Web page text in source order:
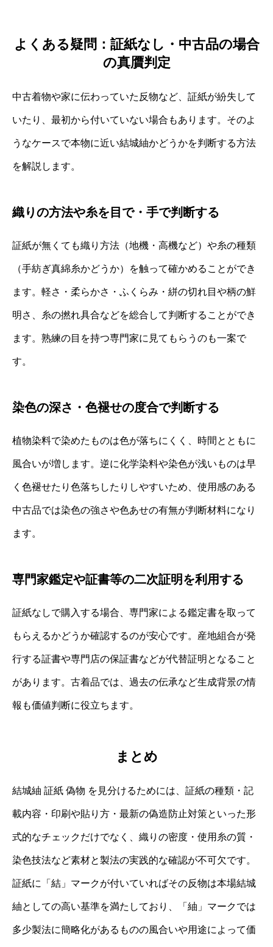
よくある疑問：証紙なし・中古品の場合
の真贋判定
中古着物や家に伝わっていた反物など、証紙が紛失して
いたり、最初から付いていない場合もあります。そのよ
うなケースで本物に近い結城紬かどうかを判断する方法
を解説します。
織りの方法や糸を目で・手で判断する
証紙が無くても織り方法（地機・高機など）や糸の種類
（手紡ぎ真綿糸かどうか）を触って確かめることができ
ます。軽さ・柔らかさ・ふくらみ・絣の切れ目や柄の鮮
明さ、糸の撚れ具合などを総合して判断することができ
ます。熟練の目を持つ専門家に見てもらうのも一案で
す。
染色の深さ・色褪せの度合で判断する
植物染料で染めたものは色が落ちにくく、時間とともに
風合いが増します。逆に化学染料や染色が浅いものは早
く色褪せたり色落ちしたりしやすいため、使用感のある
中古品では染色の強さや色あせの有無が判断材料になり
ます。
専門家鑑定や証書等の二次証明を利用する
証紙なしで購入する場合、専門家による鑑定書を取って
もらえるかどうか確認するのが安心です。産地組合が発
行する証書や専門店の保証書などが代替証明となること
があります。古着品では、過去の伝承など生成背景の情
報も価値判断に役立ちます。
まとめ
結城紬 証紙 偽物 を見分けるためには、証紙の種類・記
載内容・印刷や貼り方・最新の偽造防止対策といった形
式的なチェックだけでなく、織りの密度・使用糸の質・
染色技法など素材と製法の実践的な確認が不可欠です。
証紙に「結」マークが付いていればその反物は本場結城
紬としての高い基準を満たしており、「紬」マークでは
多少製法に簡略化があるものの風合いや用途によって価